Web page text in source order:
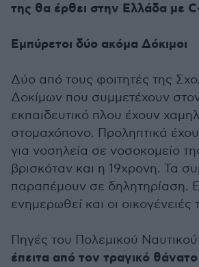
της θα έρθει στην Ελλάδα με
Εμπύρετοι δύο ακόμα Δόκιμοι
Δύο από τους φοιτητές της
Δοκίμων που συμμετέχουν
εκπαιδευτικό πλου έχουν
στομαχόπονο. Προληπτικά
για νοσηλεία σε νοσοκομείο
βρισκόταν και η 19χρονη. Τα
παραπέμουν σε δηλητηρίαση.
ενημερωθεί και οι οικογένειές
Πηγές του Πολεμικού
έπειτα από τον τραγικό